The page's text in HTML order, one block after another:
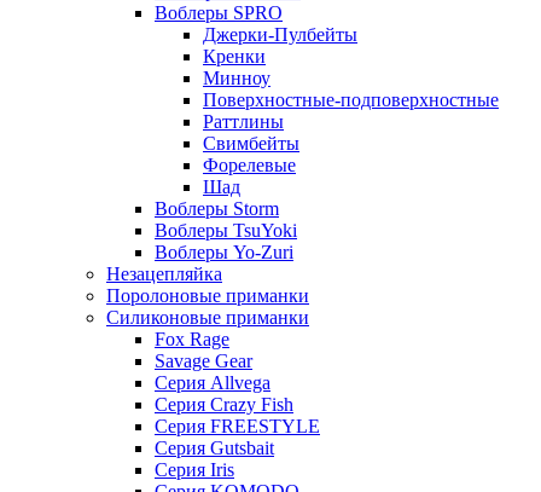
Воблеры SPRO
Джерки-Пулбейты
Кренки
Минноу
Поверхностные-подповерхностные
Раттлины
Свимбейты
Форелевые
Шад
Воблеры Storm
Воблеры TsuYoki
Воблеры Yo-Zuri
Незацепляйка
Поролоновые приманки
Силиконовые приманки
Fox Rage
Savage Gear
Серия Allvega
Серия Crazy Fish
Серия FREESTYLE
Серия Gutsbait
Серия Iris